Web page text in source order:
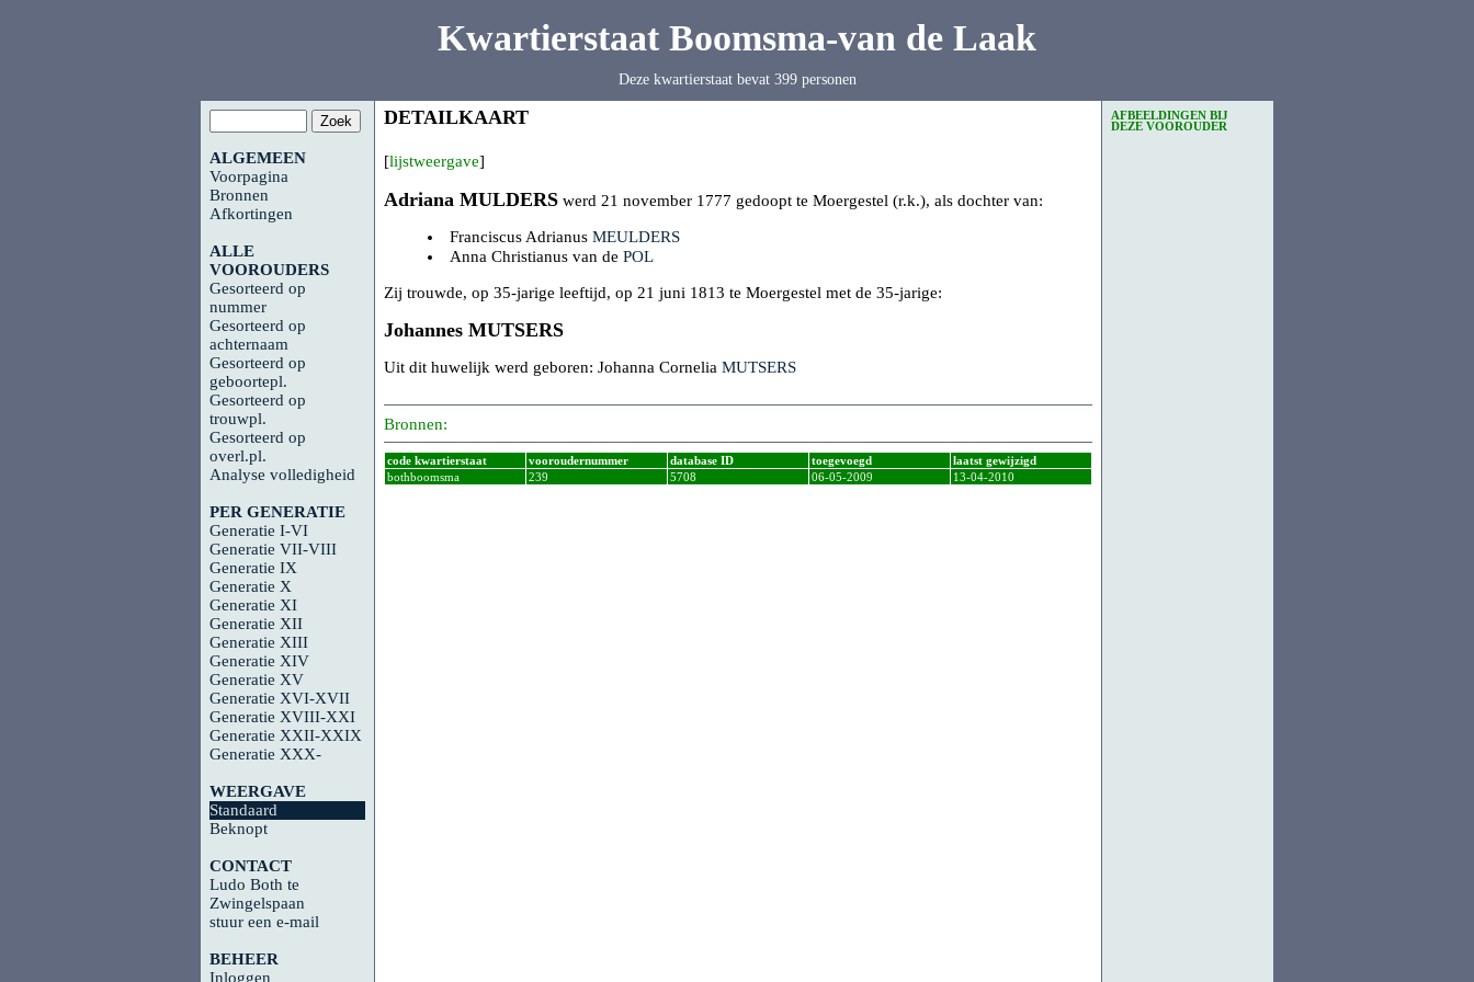
Kwartierstaat Boomsma-van de Laak
Deze kwartierstaat bevat 399 personen
ALGEMEEN
Voorpagina
Bronnen
Afkortingen
ALLE
VOOROUDERS
Gesorteerd op
nummer
Gesorteerd op
achternaam
Gesorteerd op
geboortepl.
Gesorteerd op
trouwpl.
Gesorteerd op
overl.pl.
Analyse volledigheid
PER GENERATIE
Generatie I-VI
Generatie VII-VIII
Generatie IX
Generatie X
Generatie XI
Generatie XII
Generatie XIII
Generatie XIV
Generatie XV
Generatie XVI-XVII
Generatie XVIII-XXI
Generatie XXII-XXIX
Generatie XXX-
WEERGAVE
Standaard
Beknopt
CONTACT
Ludo Both te
Zwingelspaan
stuur een e-mail
BEHEER
Inloggen
DETAILKAART
[lijstweergave]
Adriana MULDERS werd 21 november 1777 gedoopt te Moergestel (r.k.), als dochter van:
Franciscus Adrianus MEULDERS
Anna Christianus van de POL
Zij trouwde, op 35-jarige leeftijd, op 21 juni 1813 te Moergestel met de 35-jarige:
Johannes MUTSERS
Uit dit huwelijk werd geboren: Johanna Cornelia MUTSERS
Bronnen:
code kwartierstaat vooroudernummer database ID toegevoegd
laatst gewijzigd
bothboomsma
239 5708 06-05-2009 13-04-2010
AFBEELDINGEN BIJ
DEZE VOOROUDER